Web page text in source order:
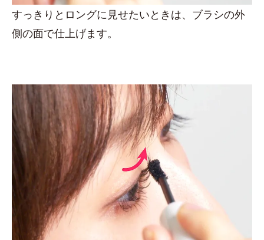
すっきりとロングに見せたいときは、ブラシの外
側の面で仕上げます。